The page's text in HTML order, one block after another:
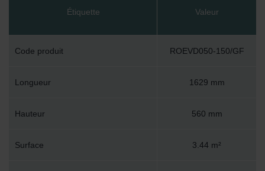
Étiquette Valeur
Code produit ROEVD050-150/GF
Longueur 1629 mm
Hauteur 560 mm
Surface 3.44 m²